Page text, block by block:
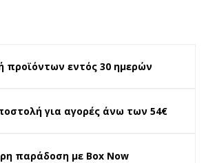
προϊόντων εντός 30 ημερών
για αγορές άνω των 54€
παράδοση με Box Now